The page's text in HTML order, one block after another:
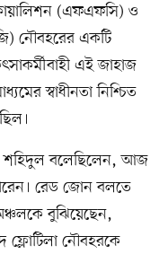
(এফএফসি) ও
নৌবহরের একটি
এই জাহাজ
স্বাধীনতা নিশ্চিত
শহিদুল বলেছিলেন, আজ
রেড জোন বলতে
বুঝিয়েছেন,
ফ্লোটিলা নৌবহরকে